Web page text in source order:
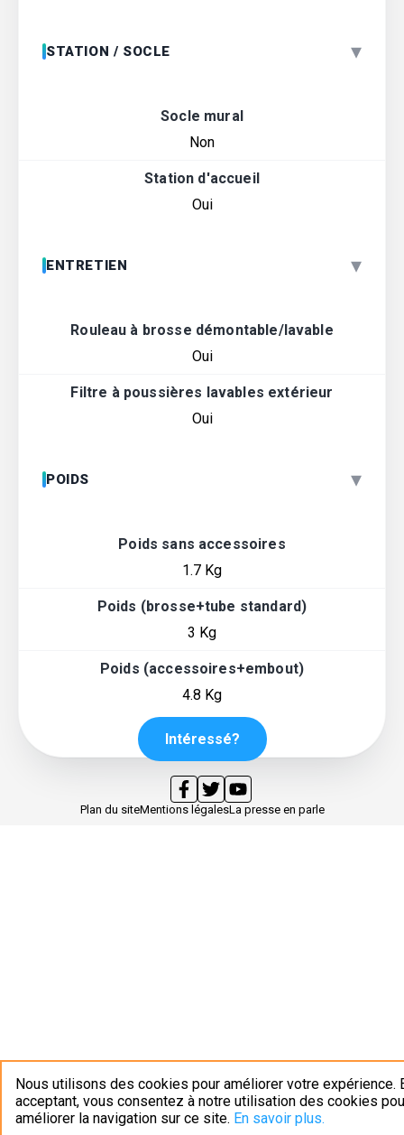
Nous utilisons des cookies pour améliorer votre expérience.
acceptant, vous consentez à notre utilisation des cookies
améliorer la navigation sur ce site. En savoir plus.
STATION / SOCLE ▾
Socle mural
Non
Station d'accueil
Oui
ENTRETIEN ▾
Rouleau à brosse démontable/lavable
Oui
Filtre à poussières lavables extérieur
Oui
POIDS ▾
Poids sans accessoires
1.7 Kg
Poids (brosse+tube standard)
3 Kg
Poids (accessoires+embout)
4.8 Kg
Intéressé?
Plan du siteMentions légalesLa presse en parle